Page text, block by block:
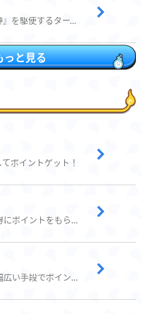
武器の『アビリティ』と『戦神』を駆使するターン制コマンドバトルRPG！
っと見る
ポイントゲット！
歩いてポイ活！日常生活でお得にポイントをもらおう
歩いたりアンケート回答など幅広い手段でポイントをゲット